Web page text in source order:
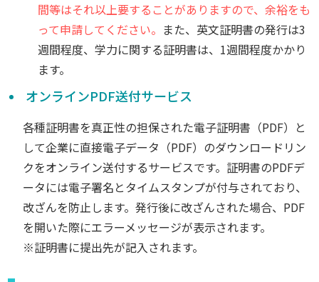
間等はそれ以上要することがありますので、余裕をも
って申請してください。 また、英文証明書の発行は3
週間程度、学力に関する証明書は、1週間程度かかり
ます。
オンラインPDF送付サービス
各種証明書を真正性の担保された電子証明書（PDF）と
して企業に直接電子データ（PDF）のダウンロードリン
クをオンライン送付するサービスです。証明書のPDFデ
ータには電子署名とタイムスタンプが付与されており、
改ざんを防止します。発行後に改ざんされた場合、PDF
を開いた際にエラーメッセージが表示されます。
※証明書に提出先が記入されます。